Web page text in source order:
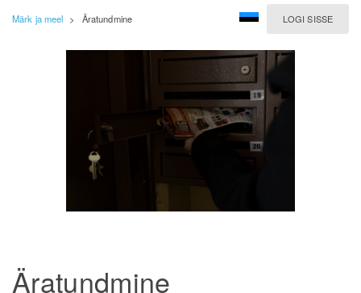
LOGI SISSE
Märk ja meel > Äratundmine
Äratundmine